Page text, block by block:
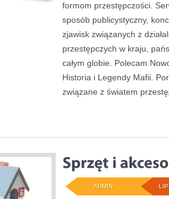
formom przestępczości.
sposób publicystyczny,
zjawisk związanych z
przestępczych w kraju,
całym globie. Polecam
Historia i Legendy Mafii.
związane z światem
ADMIN